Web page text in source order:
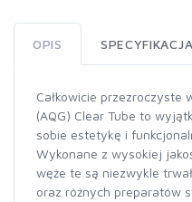
OPIS SPECYFIKACJA
Całkowicie przezroczyste
(AQG) Clear Tube to
sobie estetykę i
Wykonane z wysokiej
węże te są niezwykle
oraz różnych preparatów